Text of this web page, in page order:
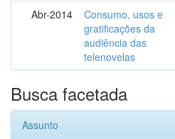
Abr-2014
Consumo, usos e
gratificações da
audiência das
telenovelas
Busca facetada
Assunto